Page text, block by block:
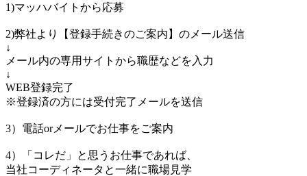
1)マッハバイトから応募
2)弊社より【登録手続きのご案内】のメール送信
↓
メール内の専用サイトから職歴などを入力
↓
WEB登録完了
※登録済の方には受付完了メールを送信
3）電話orメールでお仕事をご案内
4）「コレだ」と思うお仕事であれば、
当社コーディネータと一緒に職場見学